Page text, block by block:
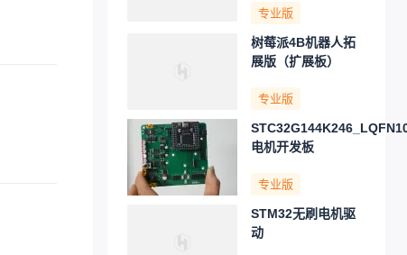
专业版
树莓派4B机器人拓
展版（扩展板）
专业版
电机开发板
专业版
STM32无刷电机驱
动